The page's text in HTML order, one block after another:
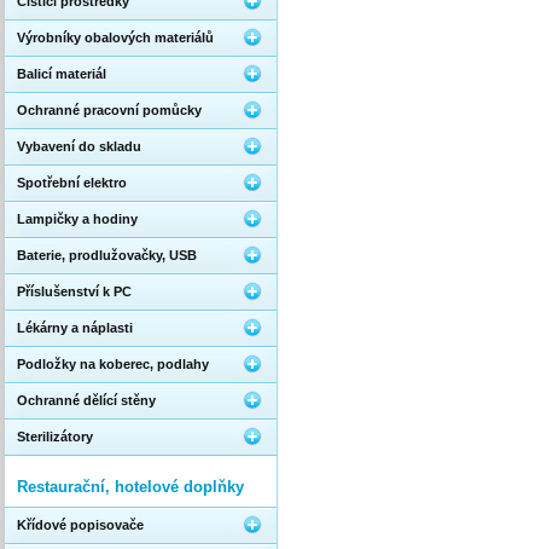
Výrobníky obalových materiálů
Balicí materiál
Ochranné pracovní pomůcky
Vybavení do skladu
Spotřební elektro
Lampičky a hodiny
Baterie, prodlužovačky, USB
Příslušenství k PC
Lékárny a náplasti
Podložky na koberec, podlahy
Ochranné dělící stěny
Sterilizátory
Restaurační, hotelové doplňky
Křídové popisovače